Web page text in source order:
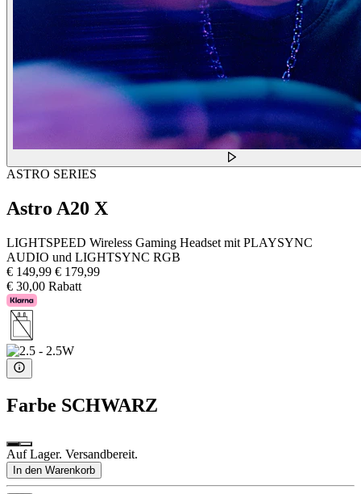
ASTRO SERIES
Astro A20 X
LIGHTSPEED Wireless Gaming Headset mit PLAYSYNC
AUDIO und LIGHTSYNC RGB
€ 149,99 € 179,99
€ 30,00 Rabatt
Farbe SCHWARZ
Auf Lager. Versandbereit.
In den Warenkorb